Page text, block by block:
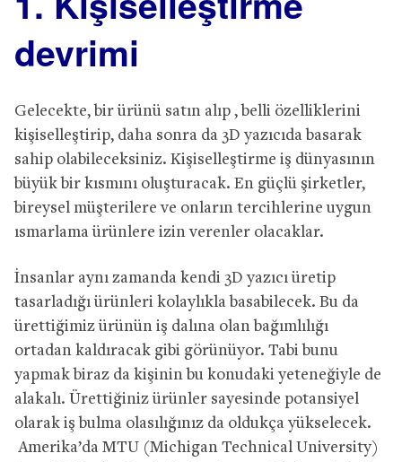
devrimi
Gelecekte, bir ürünü satın alıp , belli özelliklerini
kişiselleştirip, daha sonra da 3D yazıcıda basarak
sahip olabileceksiniz. Kişiselleştirme iş dünyasının
büyük bir kısmını oluşturacak. En güçlü şirketler,
bireysel müşterilere ve onların tercihlerine uygun
ısmarlama ürünlere izin verenler olacaklar.
İnsanlar aynı zamanda kendi 3D yazıcı üretip
tasarladığı ürünleri kolaylıkla basabilecek. Bu da
ürettiğimiz ürünün iş dalına olan bağımlılığı
ortadan kaldıracak gibi görünüyor. Tabi bunu
yapmak biraz da kişinin bu konudaki yeteneğiyle de
alakalı. Ürettiğiniz ürünler sayesinde potansiyel
olarak iş bulma olasılığınız da oldukça yükselecek.
Amerika’da MTU (Michigan Technical University)